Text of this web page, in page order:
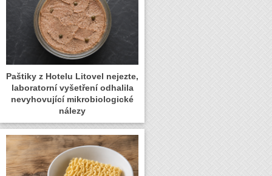
Paštiky z Hotelu Litovel nejezte,
laboratorní vyšetření odhalila
nevyhovující mikrobiologické
nálezy